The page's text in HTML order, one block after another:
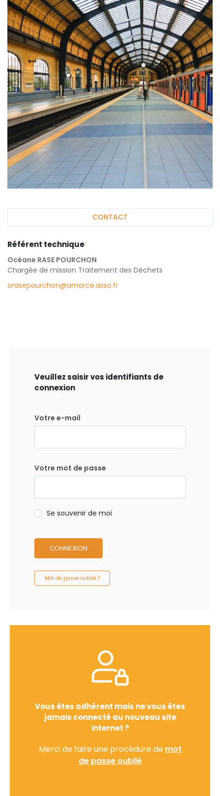
CONTACT
Référent technique
Océane RASE POURCHON
Chargée de mission Traitement des Déchets
orasepourchon@amorce.asso.fr
Veuillez saisir vos identifiants de
connexion
Votre e-mail
Votre mot de passe
Se souvenir de moi
CONNEXION
Mot de passe oublié ?
Vous êtes adhérent mais ne vous êtes
jamais connecté au nouveau site
internet ?
Merci de faire une procédure de mot
de passe oublié